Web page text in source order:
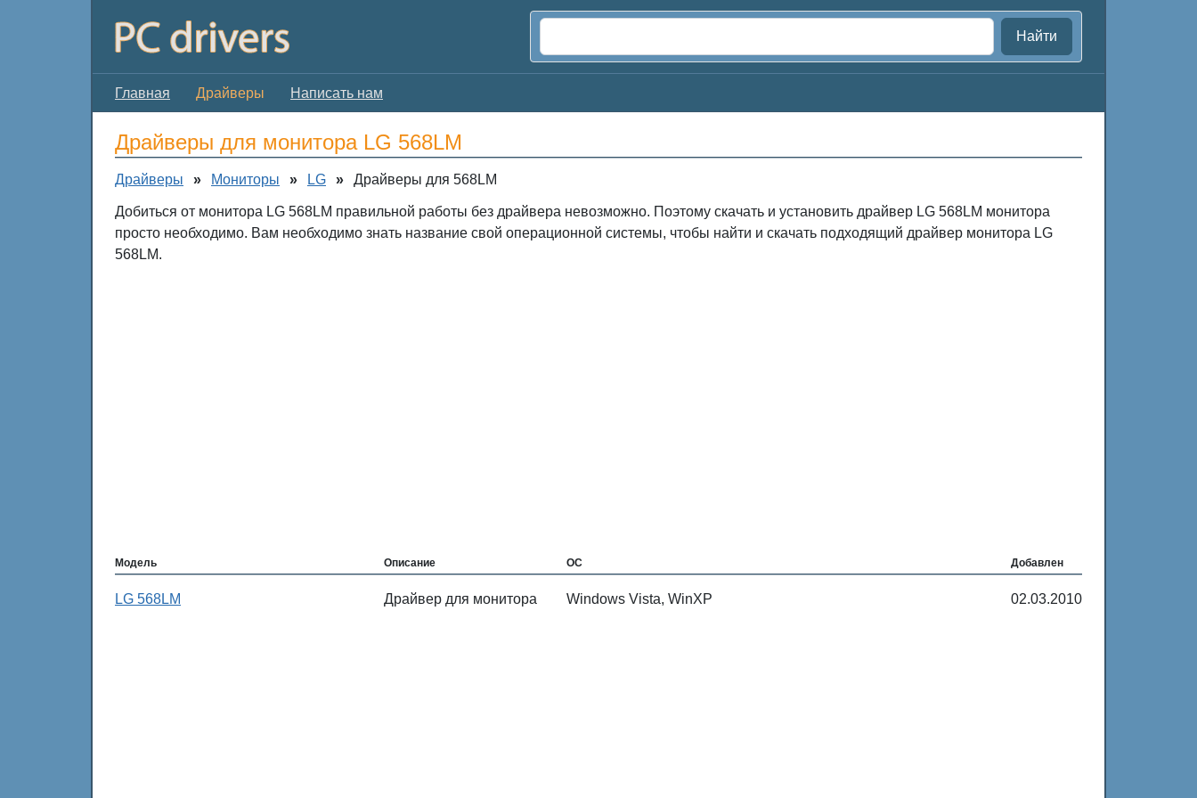
Найти
Главная Драйверы Написать нам
Драйверы для монитора LG 568LM
Драйверы » Мониторы » LG » Драйверы для 568LM
Добиться от монитора LG 568LM правильной работы без драйвера невозможно. Поэтому скачать и установить драйвер LG 568LM монитора
просто необходимо. Вам необходимо знать название свой операционной системы, чтобы найти и скачать подходящий драйвер монитора LG
568LM.
Модель Описание ОС Добавлен
LG 568LM Драйвер для монитора Windows Vista, WinXP 02.03.2010